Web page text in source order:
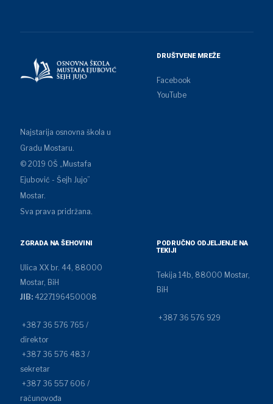
Najstarija osnovna škola u
Gradu Mostaru.
© 2019 OŠ „Mustafa
Ejubović - Šejh Jujo”
Mostar.
Sva prava pridržana.
DRUŠTVENE MREŽE
Facebook
YouTube
ZGRADA NA ŠEHOVINI
Ulica XX br. 44, 88000
Mostar, BiH
JIB:4227196450008
+387 36 576 765 /
direktor
+387 36 576 483 /
sekretar
+387 36 557 606 /
računovođa
PODRUČNO ODJELJENJE NA
TEKIJI
Tekija 14b, 88000 Mostar,
BiH
+387 36 576 929